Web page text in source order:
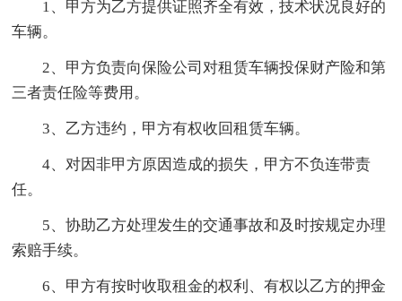
1、甲方为乙方提供证照齐全有效，技术状况良好的
车辆。
2、甲方负责向保险公司对租赁车辆投保财产险和第
三者责任险等费用。
3、乙方违约，甲方有权收回租赁车辆。
4、对因非甲方原因造成的损失，甲方不负连带责
任。
5、协助乙方处理发生的交通事故和及时按规定办理
索赔手续。
6、甲方有按时收取租金的权利、有权以乙方的押金